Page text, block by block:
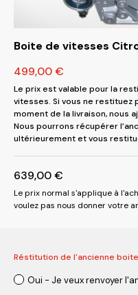
Boite de vitesses
499,00€
Le prix est valable pour la
vitesses. Si vous ne restituez
moment de la livraison, nous
Nous pourrons récupérer
ultérieurement et vous
639,00€
Le prix normal s'applique à
voulez pas nous donner votre
Réstitution de l'ancienne
Oui - Je veux renvoyer